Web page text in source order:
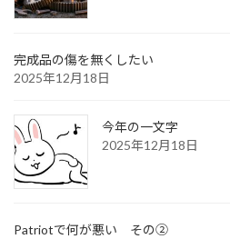
完成品の傷を無くしたい
2025年12月18日
今年の一文字
2025年12月18日
Patriotで何が悪い その②